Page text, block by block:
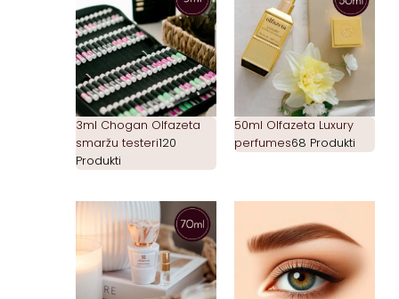
3ml Chogan Olfazeta
smaržu testeri120
Produkti
50ml Olfazeta Luxury
perfumes68 Produkti